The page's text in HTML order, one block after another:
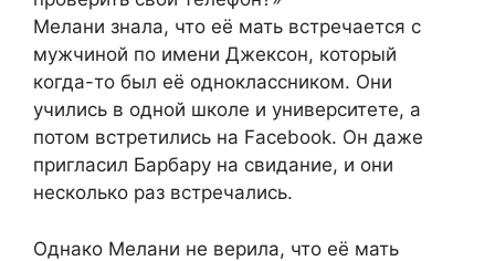
Мелани знала, что её мать встречается с
мужчиной по имени Джексон, который
когда-то был её одноклассником. Они
учились в одной школе и университете, а
потом встретились на Facebook. Он даже
пригласил Барбару на свидание, и они
несколько раз встречались.
Однако Мелани не верила, что её мать